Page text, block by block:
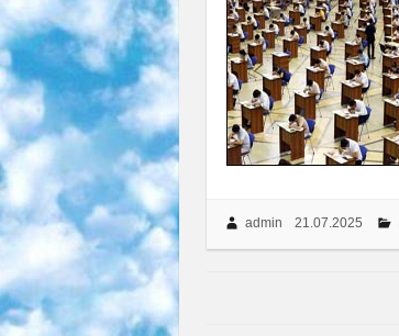
admin 21.07.2025